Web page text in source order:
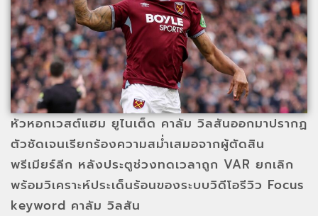
หัวหอกเวสต์แฮม ยูไนเต็ด คาลัม วิลสันออกมาปรากฏ
ตัวชัดเจนเรียกร้องความสม่ำเสมอจากผู้ตัดสิน
พรีเมียร์ลีก หลังประตูช่วงทดเวลาถูก VAR ยกเลิก
พร้อมวิเคราะห์ประเด็นร้อนของระบบวิดีโอรีวิว Focus
keyword คาลัม วิลสัน